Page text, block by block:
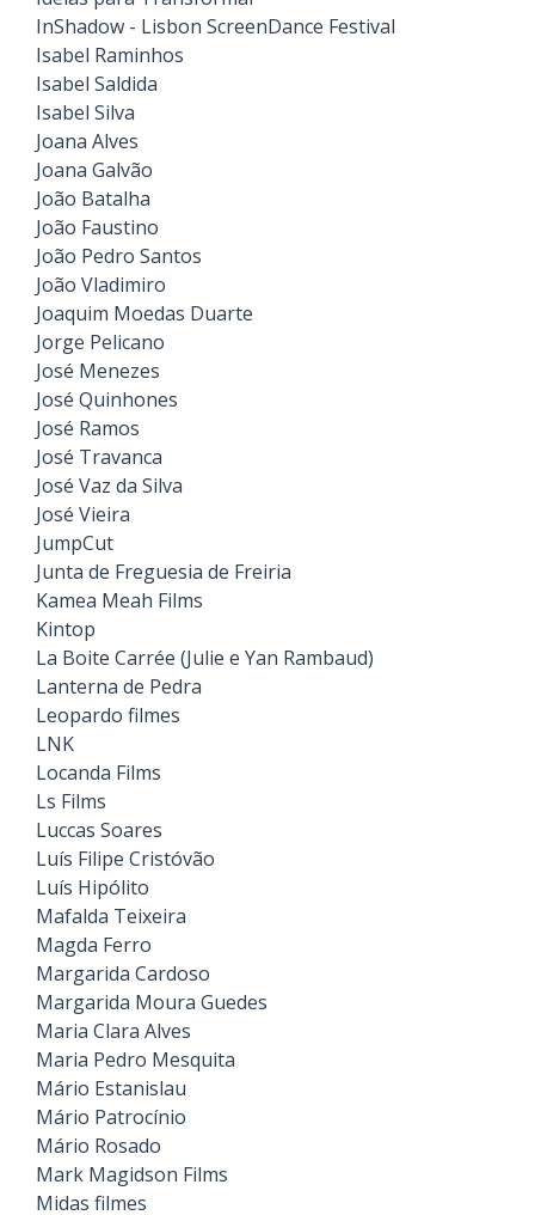
InShadow - Lisbon ScreenDance Festival
Isabel Raminhos
Isabel Saldida
Isabel Silva
Joana Alves
Joana Galvão
João Batalha
João Faustino
João Pedro Santos
João Vladimiro
Joaquim Moedas Duarte
Jorge Pelicano
José Menezes
José Quinhones
José Ramos
José Travanca
José Vaz da Silva
José Vieira
JumpCut
Junta de Freguesia de Freiria
Kamea Meah Films
Kintop
La Boite Carrée (Julie e Yan Rambaud)
Lanterna de Pedra
Leopardo filmes
LNK
Locanda Films
Ls Films
Luccas Soares
Luís Filipe Cristóvão
Luís Hipólito
Mafalda Teixeira
Magda Ferro
Margarida Cardoso
Margarida Moura Guedes
Maria Clara Alves
Maria Pedro Mesquita
Mário Estanislau
Mário Patrocínio
Mário Rosado
Mark Magidson Films
Midas filmes